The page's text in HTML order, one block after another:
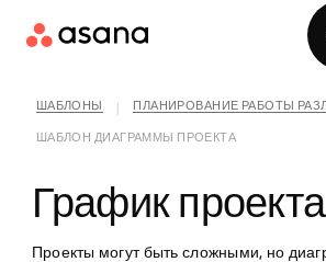
ШАБЛОНЫ ПЛАНИРОВАНИЕ РАБОТЫ
ШАБЛОН ДИАГРАММЫ ПРОЕКТА
График проекта
Проекты могут быть сложными, но